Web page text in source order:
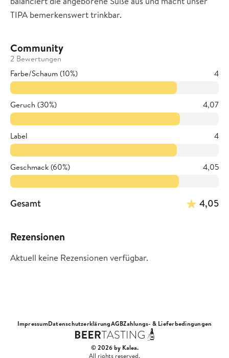
TIPA bemerkenswert trinkbar.
Community
2 Bewertungen
Farbe/Schaum (10%)
4
Geruch (30%) 4,07
Label 4
Geschmack (60%) 4,05
Gesamt 4,05
Rezensionen
Aktuell keine Rezensionen verfügbar.
ImpressumDatenschutzerklärungAGBZahlungs- & Lieferbedingungen
© 2026 by Kalea.
All rights reserved.